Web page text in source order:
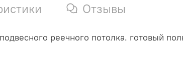
Отзывы
реечного потолка. готовый